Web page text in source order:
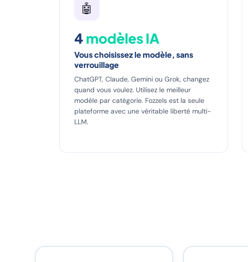
🤖
4 modèles IA
Vous choisissez le modèle, sans
verrouillage
ChatGPT, Claude, Gemini ou Grok, changez
quand vous voulez. Utilisez le meilleur
modèle par catégorie. Fozzels est la seule
plateforme avec une véritable liberté multi-
LLM.